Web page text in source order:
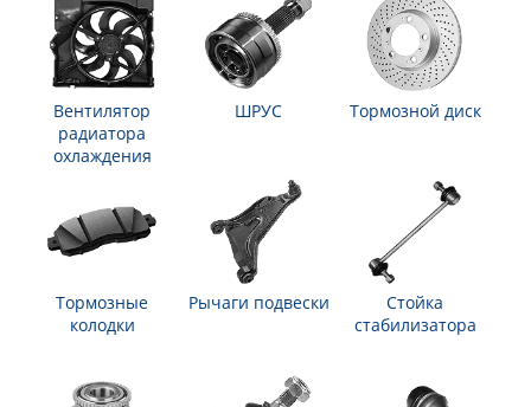
Вентилятор
радиатора
охлаждения
ШРУС Тормозной диск
Тормозные
колодки
Рычаги подвески
Стойка
стабилизатора